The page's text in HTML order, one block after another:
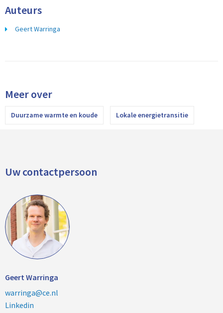
Auteurs
Geert Warringa
Meer over
Duurzame warmte en koude Lokale energietransitie
Uw contactpersoon
Geert Warringa
warringa@ce.nl
Linkedin